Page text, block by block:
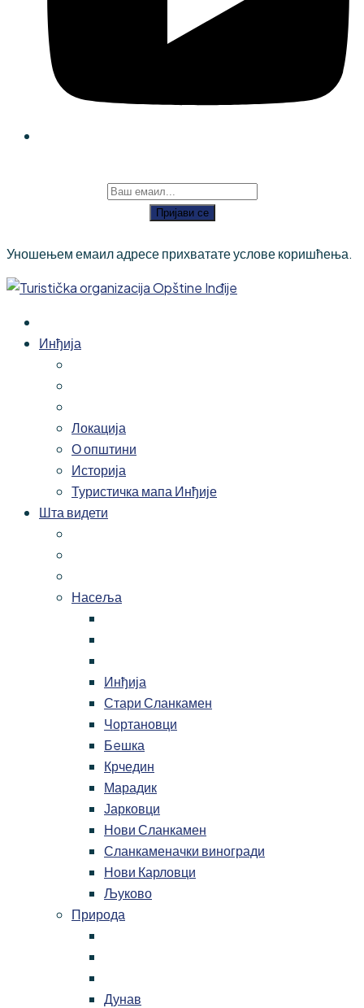
Пријави се
Уношењем емаил адресе прихватате услове коришћења.
Инђија
Локација
О општини
Историја
Туристичка мапа Инђије
Шта видети
Насеља
Инђија
Стари Сланкамен
Чортановци
Бeшка
Крчедин
Марадик
Јарковци
Нови Сланкамен
Сланкаменачки виногради
Нови Карловци
Љуково
Природа
Дунав